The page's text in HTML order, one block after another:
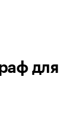
для